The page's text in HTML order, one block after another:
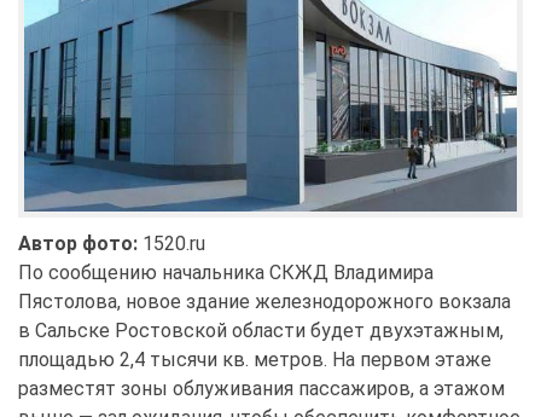
Автор фото: 1520.ru
По сообщению начальника СКЖД Владимира
Пястолова, новое здание железнодорожного вокзала
в Сальске Ростовской области будет двухэтажным,
площадью 2,4 тысячи кв. метров. На первом этаже
разместят зоны облуживания пассажиров, а этажом